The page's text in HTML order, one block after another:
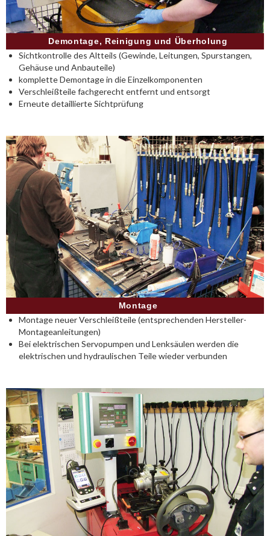
Demontage, Reinigung und Überholung
Sichtkontrolle des Altteils (Gewinde, Leitungen, Spurstangen,
Gehäuse und Anbauteile)
komplette Demontage in die Einzelkomponenten
Verschleißteile fachgerecht entfernt und entsorgt
Erneute detaillierte Sichtprüfung
Montage
Montage neuer Verschleißteile (entsprechenden Hersteller-
Montageanleitungen)
Bei elektrischen Servopumpen und Lenksäulen werden die
elektrischen und hydraulischen Teile wieder verbunden